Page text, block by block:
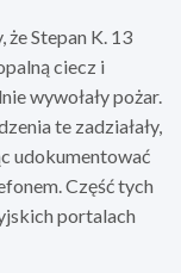
że Stepan K. 13
ciecz i
wywołały pożar.
te zadziałały,
udokumentować
Część tych
portalach